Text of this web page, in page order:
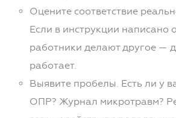
Оцените соответствие
Если в инструкции написано
работники делают другое —
работает.
Выявите пробелы. Есть ли у
ОПР? Журнал микротравм?